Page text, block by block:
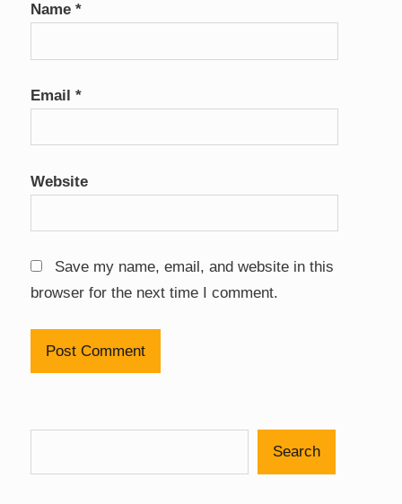
Name *
Email *
Website
Save my name, email, and website in this
browser for the next time I comment.
Search